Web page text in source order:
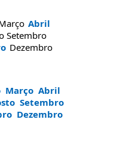
Abril
Setembro
Dezembro
Março Abril
Setembro
Dezembro